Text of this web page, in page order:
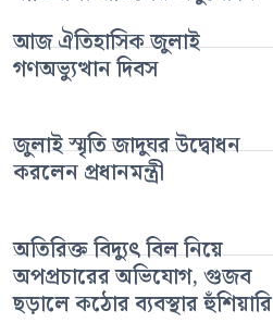
আজ ঐতিহাসিক জুলাই
গণঅভ্যুত্থান দিবস
জুলাই স্মৃতি জাদুঘর উদ্বোধন
করলেন প্রধানমন্ত্রী
অতিরিক্ত বিদ্যুৎ বিল নিয়ে
অপপ্রচারের অভিযোগ, গুজব
ছড়ালে কঠোর ব্যবস্থার হুঁশিয়ারি